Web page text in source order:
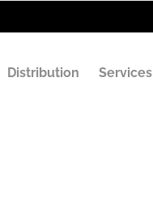
Distribution Services